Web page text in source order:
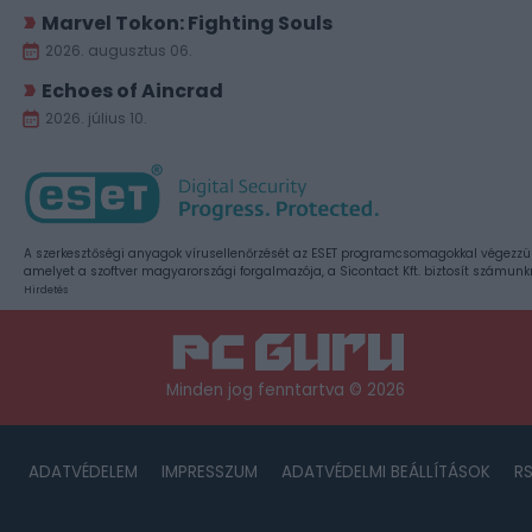
Marvel Tokon: Fighting Souls
2026. augusztus 06.
Echoes of Aincrad
2026. július 10.
A szerkesztőségi anyagok vírusellenőrzését az ESET programcsomagokkal
amelyet a szoftver magyarországi forgalmazója, a Sicontact Kft. biztosít
Hirdetés
Minden jog fenntartva © 2026
ADATVÉDELEM IMPRESSZUM ADATVÉDELMI BEÁLLÍTÁSOK